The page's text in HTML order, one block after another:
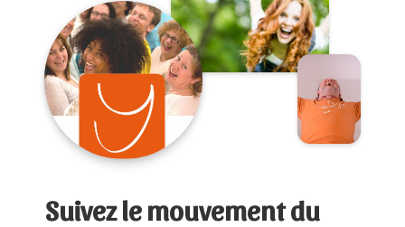
Suivez le mouvement du